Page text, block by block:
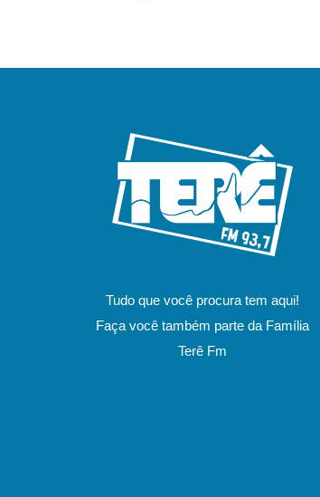
Tudo que você procura tem aqui!
Faça você também parte da Família
Terê Fm